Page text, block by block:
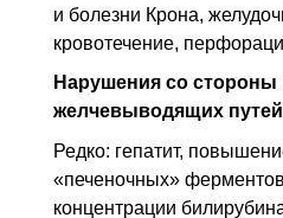
и болезни Крона,
кровотечение,
Нарушения со стороны
желчевыводящих
Редко: гепатит,
«печеночных»
концентрации